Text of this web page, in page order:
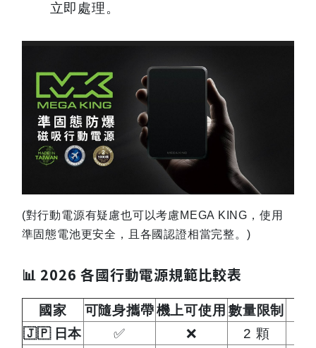
立即處理。
(對行動電源有疑慮也可以考慮MEGA KING，使用
準固態電池更安全，且各國認證相當完整。)
📊 2026 各國行動電源規範比較表
國家 可隨身攜帶機上可使用 數量限制
🇯🇵 日本 ✅ ❌ 2 顆